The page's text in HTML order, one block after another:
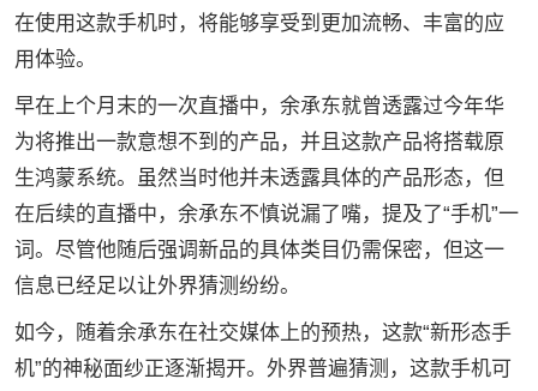
在使用这款手机时，将能够享受到更加流畅、丰富的应
用体验。
早在上个月末的一次直播中，余承东就曾透露过今年华
为将推出一款意想不到的产品，并且这款产品将搭载原
生鸿蒙系统。虽然当时他并未透露具体的产品形态，但
在后续的直播中，余承东不慎说漏了嘴，提及了“手机”一
词。尽管他随后强调新品的具体类目仍需保密，但这一
信息已经足以让外界猜测纷纷。
如今，随着余承东在社交媒体上的预热，这款“新形态手
机”的神秘面纱正逐渐揭开。外界普遍猜测，这款手机可